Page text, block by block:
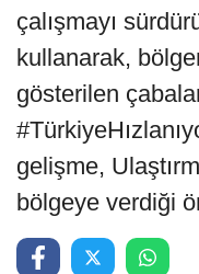
çalışmayı
kullanarak,
gösterilen
gelişme,
bölgeye verdiği